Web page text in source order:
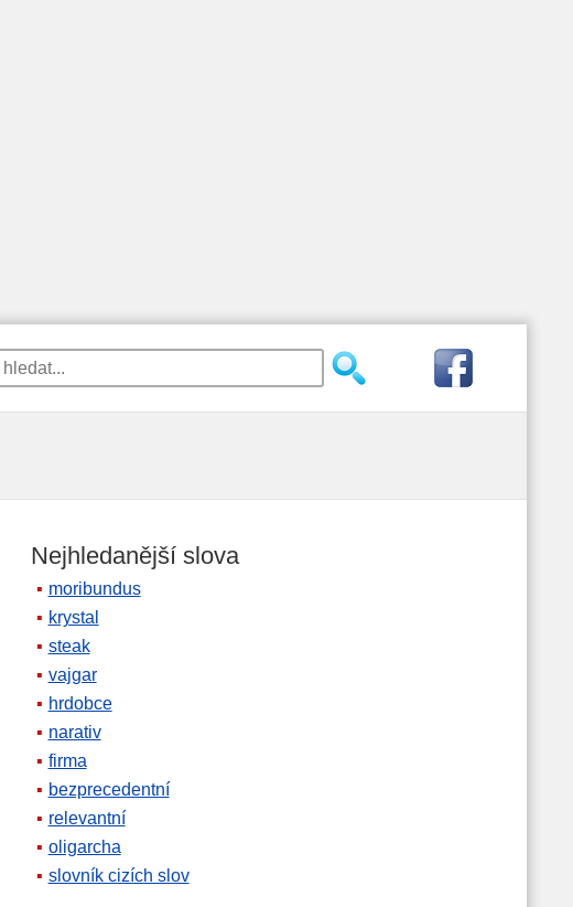
Nejhledanější slova
moribundus
krystal
steak
vajgar
hrdobce
narativ
firma
bezprecedentní
relevantní
oligarcha
slovník cizích slov